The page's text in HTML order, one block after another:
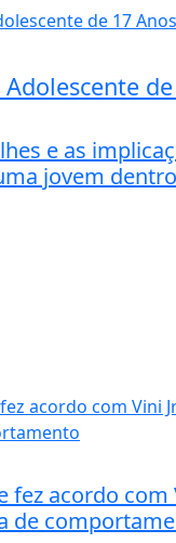
e as
jovem
fez acordo com
de